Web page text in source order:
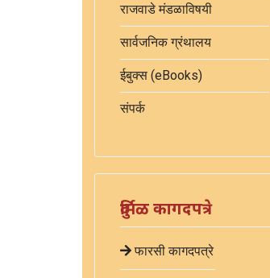
राजवाडे मंडळाविषयी
सार्वजनिक ग्रंथालय
ईबुक्स (eBooks)
संपर्क
दुर्मिळ कागदपत्रे
फारसी कागदपत्रे